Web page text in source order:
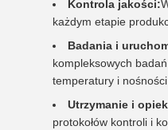
Kontrola jakości:
każdym etapie
Badania i
kompleksowych
temperatury i nośności
Utrzymanie i
protokołów kontroli i